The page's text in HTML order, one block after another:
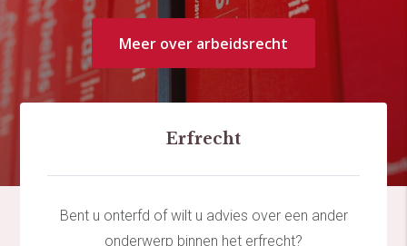
Meer over arbeidsrecht
Erfrecht
Bent u onterfd of wilt u advies over een ander
onderwerp binnen het erfrecht?